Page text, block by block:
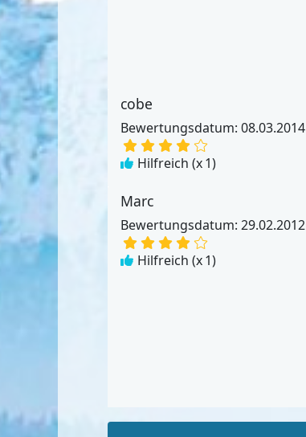
cobe
Bewertungsdatum: 08.03.2014
Hilfreich (x1)
Marc
Bewertungsdatum: 29.02.2012
Hilfreich (x1)